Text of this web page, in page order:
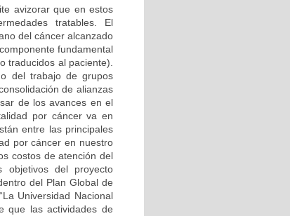
avizorar que en estos
tratables. El
del cáncer alcanzado
fundamental
traducidos al paciente).
del trabajo de grupos
de alianzas
de los avances en el
por cáncer va en
entre las principales
por cáncer en nuestro
costos de atención del
objetivos del proyecto
del Plan Global de
Universidad Nacional
que las actividades de